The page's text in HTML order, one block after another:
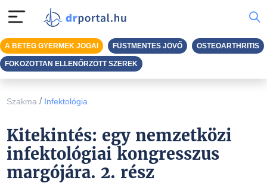
Szakma / Infektológia
Kitekintés: egy nemzetközi
infektológiai kongresszus
margójára. 2. rész
A BETEG GYERMEK JOGAI FÜSTMENTES JÖVŐ OSTEOARTHRITIS
FOKOZOTTAN ELLENŐRZÖTT SZEREK